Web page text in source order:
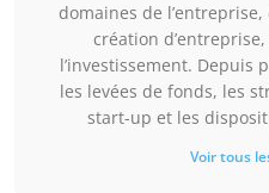
domaines de
création
l’investissement. Depuis
les levées de fonds, les
start-up et les
Voir tous